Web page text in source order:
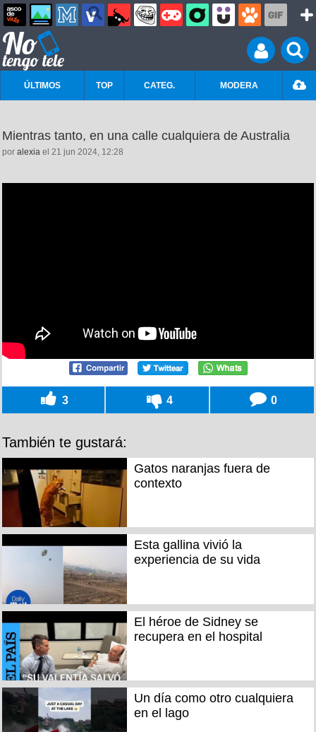
ÚLTIMOS TOP CATEG. MODERA
Mientras tanto, en una calle cualquiera de Australia
por alexia el 21 jun 2024, 12:28
3 4 0
También te gustará:
Gatos naranjas fuera de
contexto
Esta gallina vivió la
experiencia de su vida
El héroe de Sidney se
recupera en el hospital
Un día como otro cualquiera
en el lago